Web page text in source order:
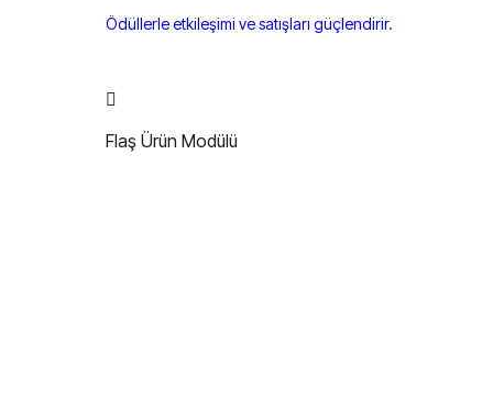
Ödüllerle etkileşimi ve satışları güçlendirir.
Flaş Ürün Modülü